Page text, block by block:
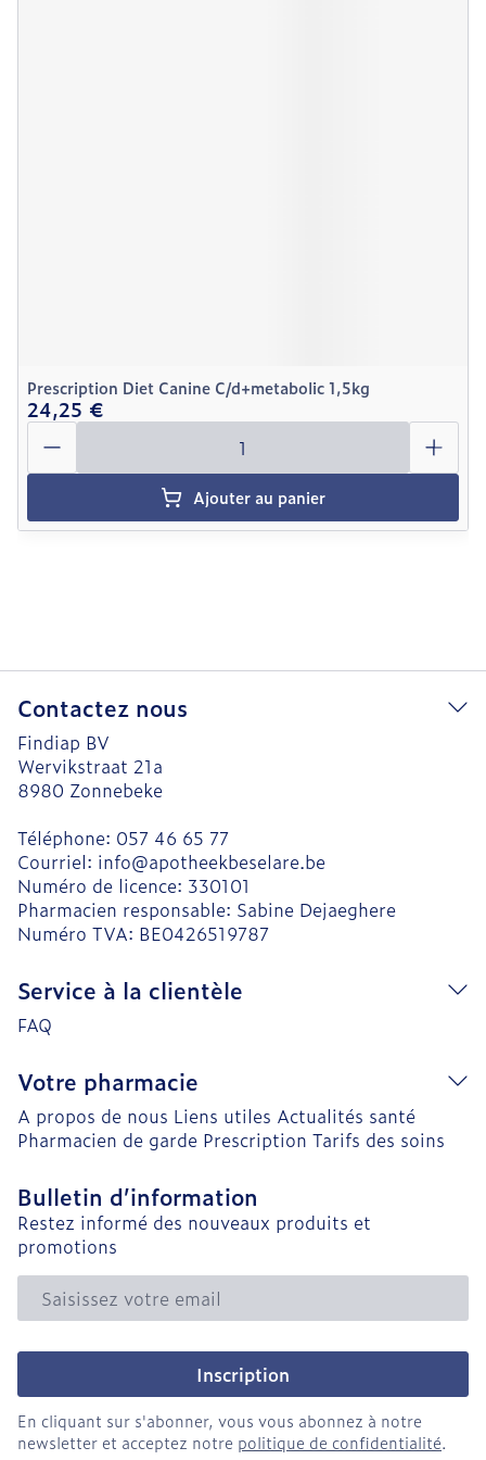
Prescription Diet Canine C/d+metabolic 1,5kg
24,25 €
Quantité
Ajouter au panier
Contactez nous
Findiap BV
Wervikstraat 21a
8980 Zonnebeke
Téléphone: 057 46 65 77
Courriel: info@apotheekbeselare.be
Numéro de licence: 330101
Pharmacien responsable: Sabine Dejaeghere
Numéro TVA: BE0426519787
Service à la clientèle
FAQ
Votre pharmacie
A propos de nous Liens utiles Actualités santé
Pharmacien de garde Prescription Tarifs des soins
Bulletin d’information
Restez informé des nouveaux produits et
promotions
Adresse mail
Inscription
En cliquant sur s'abonner, vous vous abonnez à notre
newsletter et acceptez notre politique de confidentialité.